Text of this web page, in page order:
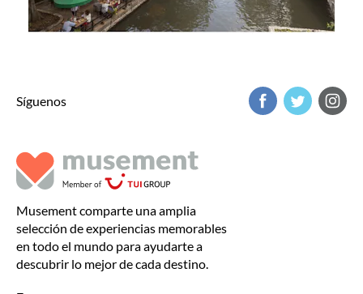
Síguenos
Musement comparte una amplia
selección de experiencias memorables
en todo el mundo para ayudarte a
descubrir lo mejor de cada destino.